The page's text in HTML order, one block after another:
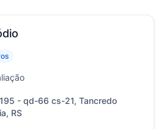
- qd-66 cs-21, Tancredo
RS